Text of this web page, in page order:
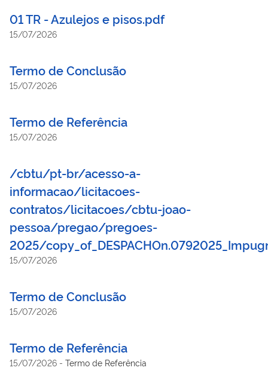
01 TR - Azulejos e pisos.pdf
15/07/2026
Termo de Conclusão
15/07/2026
Termo de Referência
15/07/2026
/cbtu/pt-br/acesso-a-
informacao/licitacoes-
contratos/licitacoes/cbtu-joao-
pessoa/pregao/pregoes-
2025/
15/07/2026
Termo de Conclusão
15/07/2026
Termo de Referência
15/07/2026 - Termo de Referência